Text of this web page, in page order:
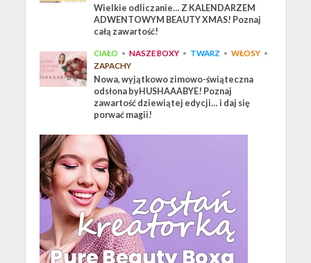
Wielkie odliczanie… Z KALENDARZEM
ADWENTOWYM BEAUTY XMAS! Poznaj
całą zawartość!
CIAŁO • NASZE BOXY • TWARZ • WŁOSY •
ZAPACHY
Nowa, wyjątkowo zimowo-świąteczna
odsłona byHUSHAAABYE! Poznaj
zawartość dziewiątej edycji… i daj się
porwać magii!